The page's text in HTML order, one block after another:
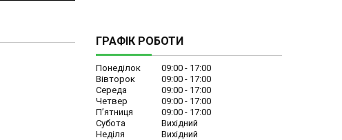
ГРАФІК РОБОТИ
Понеділок 09:00
17:00
Вівторок
09:00
17:00
Середа
09:00
17:00
Четвер
09:00
17:00
Пʼятниця
09:00
17:00
Субота
Вихідний
Неділя
Вихідний